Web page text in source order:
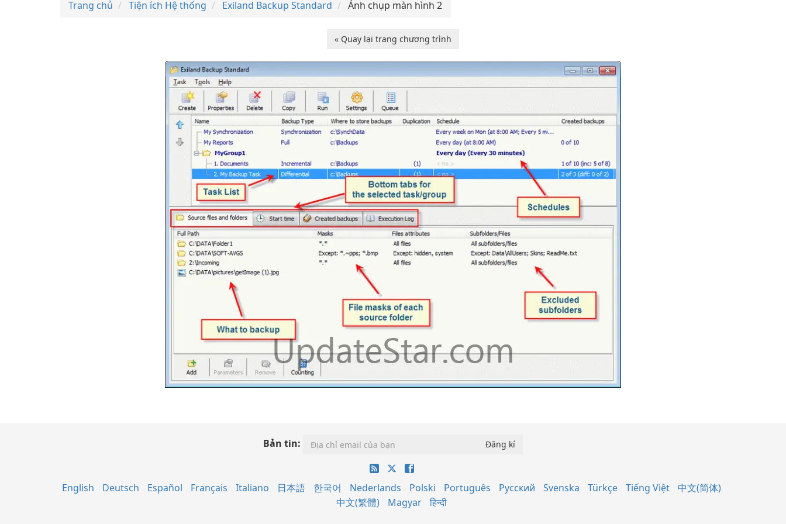
Trang chủ Tiện ích Hệ thống Exiland Backup Standard Ảnh chụp màn hình 2
« Quay lại trang chương trình
Bản tin:
English Deutsch Español Français Italiano 日本語 한국어 Nederlands Polski Português Русский Svenska Türkçe Tiếng Việt
中文(简体)
中文(繁體)
Magyar हिन्दी